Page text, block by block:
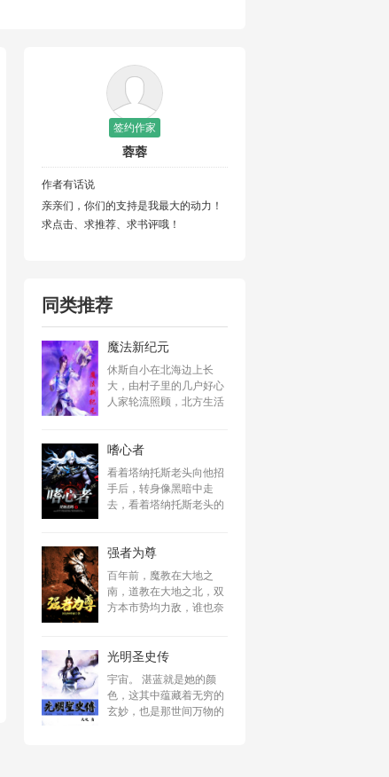
签约作家
蓉蓉
作者有话说
亲亲们，你们的支持是我最大的动力！
求点击、求推荐、求书评哦！
同类推荐
魔法新纪元
休斯自小在北海边上长
大，由村子里的几户好心
人家轮流照顾，北方生活
状态中度过，后来遇到了
从外地来旅行的他的老
师，他的老师教授了休斯
很多一辈子生活在北部海
边生活的人都不能了解到
之一就是魔法。
嗜心者
看着塔纳托斯老头向他招
手后，转身像黑暗中走
去，看着塔纳托斯老头的
黑影逐渐的融入到黑暗
中，黑暗好像有质地般的
弥漫，笼罩着一切。然后
黑暗迅速的凝聚，收缩，
随着空间波动了一下，像
被倒放一样，黑暗消失
了，何明的房间又清晰
了，每一个物件都安静的
摆在那里，只是沙发上少
了房子的主人。是何明丢
强者为尊
百年前，魔教在大地之
南，道教在大地之北，双
方本市势均力敌，谁也奈
也相安无事，然而，血祖
的出世打乱了这一切，她
是个天才，说实话，从古
到今，我不知道还会不会
有第二个她这样的人，魔
光明圣史传
宇宙。 湛蓝就是她的颜
色，这其中蕴藏着无穷的
玄妙，也是那世间万物的